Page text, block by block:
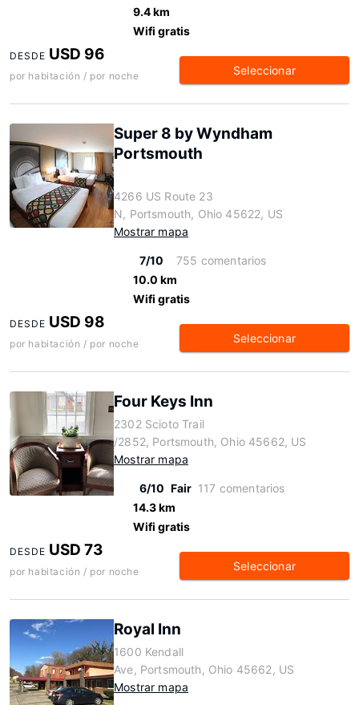
9.4 km
Wifi gratis
DESDE USD 96
por habitación / por noche Seleccionar
Super 8 by Wyndham
Portsmouth
4266 US Route 23
N, Portsmouth, Ohio 45622, US
Mostrar mapa
7/10
755 comentarios
10.0 km
Wifi gratis
DESDE USD 98
por habitación / por noche Seleccionar
Four Keys Inn
2302 Scioto Trail
/2852, Portsmouth, Ohio 45662, US
Mostrar mapa
6/10 Fair 117 comentarios
14.3 km
Wifi gratis
DESDE USD 73
por habitación / por noche Seleccionar
Royal Inn
1600 Kendall
Ave, Portsmouth, Ohio 45662, US
Mostrar mapa